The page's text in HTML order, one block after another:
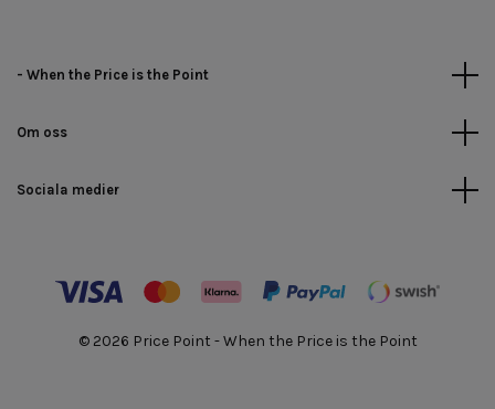
- When the Price is the Point
Om oss
Sociala medier
© 2026 Price Point - When the Price is the Point